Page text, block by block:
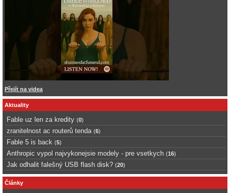
Přejít na videa
Aktuality
Fable uz len za kredity (0)
zranitelnost ac routerů tenda (6)
Fable 5 is back (5)
Anthropic vypol najvykonejsie modely - pre vsetkych (16)
Jak odhalit falešný USB flash disk? (20)
Články